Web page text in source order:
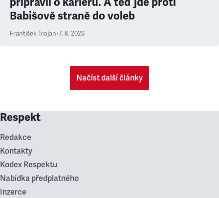
Babišově straně do voleb
František Trojan•7. 8. 2026
Načíst další články
Respekt
Redakce
Kontakty
Kodex Respektu
Nabídka předplatného
Inzerce